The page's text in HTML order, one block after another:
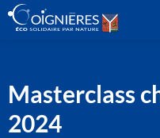
Masterclass
2024